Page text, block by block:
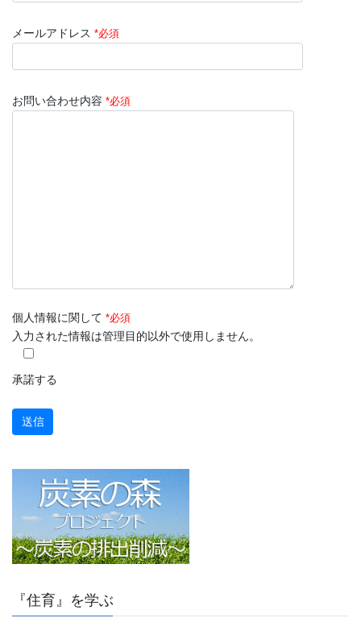
メールアドレス *必須
お問い合わせ内容 *必須
個人情報に関して *必須
入力された情報は管理目的以外で使用しません。
承諾する
『住育』を学ぶ